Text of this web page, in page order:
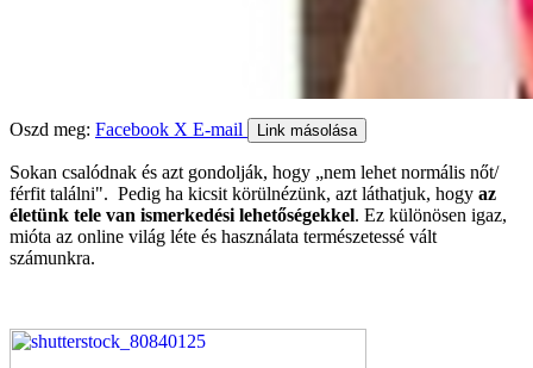
Oszd meg: Facebook X E-mail Link másolása
Sokan csalódnak és azt gondolják, hogy „nem lehet normális nőt/
férfit találni". Pedig ha kicsit körülnézünk, azt láthatjuk, hogy az
életünk tele van ismerkedési lehetőségekkel. Ez különösen igaz,
mióta az online világ léte és használata természetessé vált
számunkra.